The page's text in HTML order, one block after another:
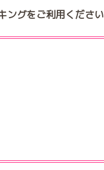
ングをご利用ください